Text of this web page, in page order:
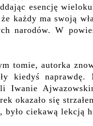
esencję
każdy ma swoją
narodów. W
tomie, autorka
kiedyś
Iwanie
okazało się
było ciekawą lekcją